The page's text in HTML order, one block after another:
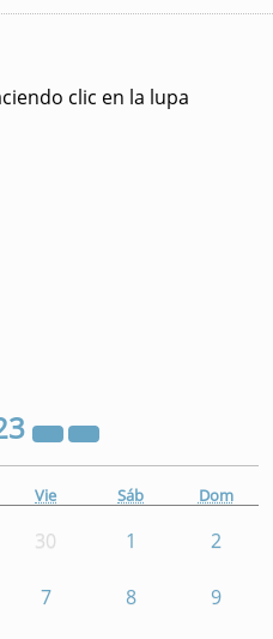
clic en la lupa
Vie Sáb Dom
30 1 2
7 8 9